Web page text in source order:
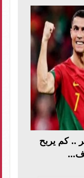
.. كم يربح